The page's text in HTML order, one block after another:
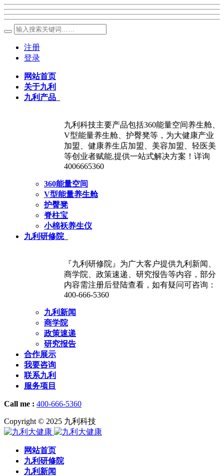
注册
登录
网站首页
关于九利
九利产品
九利科技主要产品包括360能量空间养生舱、
V型能量养生舱、护臀凳等，为大健康产业
加盟、健康养生店加盟、美容加盟、轻医美
等创业者赋能,提供一站式解决方案！详询
4006665360
360能量空间
V型能量养生舱
护臀凳
脊柱宝
小棉袄养生仪
九利研修院
『九利研修院』为广大客户提供九利新闻、
商学院、政策速递、研究报告等内容，部分
内容需注册后登陆查看，如有疑问可咨询：
400-666-5360
九利新闻
商学院
政策速递
研究报告
合作展示
我要咨询
联系九利
服务项目
Call me : 400-666-5360
Copyright © 2025 九利科技
网站首页
九利研修院
九利新闻